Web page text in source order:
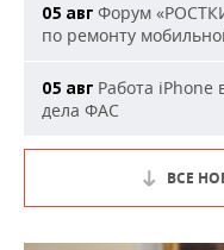
05 авг Форум
по ремонту
05 авг Работа iPhone
дела ФАС
ВСЕ